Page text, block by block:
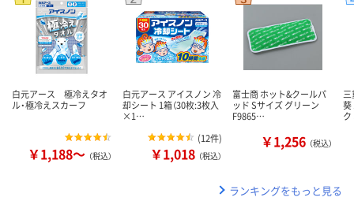
白元アース 極冷えタオ
ル・極冷えスカーフ
￥1,188～ （税込）
白元アース アイスノン 冷
却シート 1箱（30枚:3枚入
×1…
(12件)
￥1,018 （税込）
富士商 ホット&クールパ
ッド Sサイズ グリーン
F9865…
￥1,256 （税込）
葵
ランキングをもっと見る